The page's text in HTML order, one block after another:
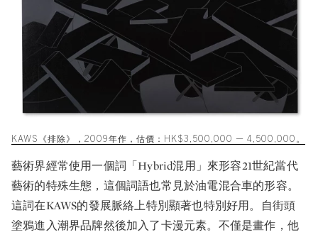
KAWS《排除》，2009年作，估價：HK$3,500,000 — 4,500,000。
藝術界經常使用一個詞「Hybrid混用」來形容21世紀當代
藝術的特殊生態，這個詞語也常見於油電混合車的形容。
這詞在KAWS的發展脈絡上特別顯著也特別好用。自街頭
塗鴉進入潮界品牌然後加入了卡漫元素。不僅是畫作，他